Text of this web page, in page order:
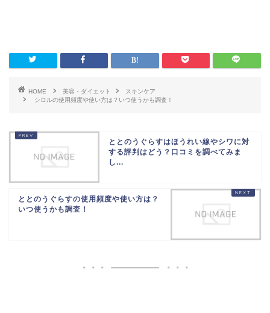
HOME 美容・ダイエット
スキンケア
シロルの使用頻度や使い方は？いつ使うかも調査！
ととのうぐらすはほうれい線やシワに対
する評判はどう？口コミを調べてみま
し...
ととのうぐらすの使用頻度や使い方は？
いつ使うかも調査！